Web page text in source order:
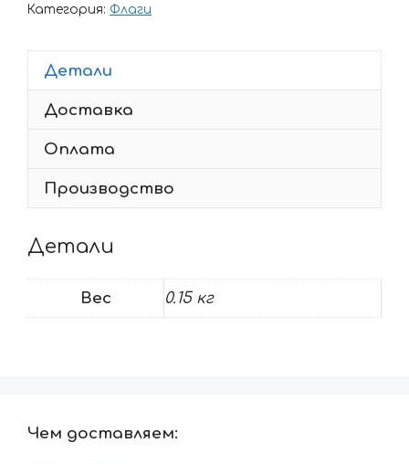
Категория: Флаги
Детали
Доставка
Оплата
Производство
Детали
Вес 0.15 кг
Чем доставляем: